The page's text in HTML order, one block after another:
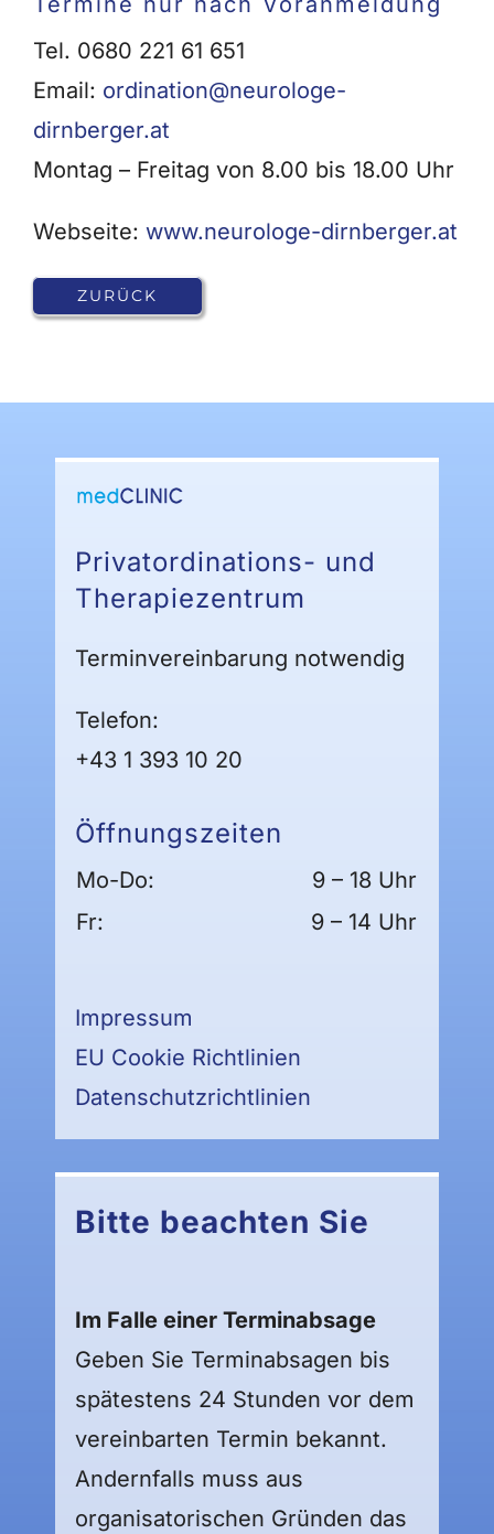
Tel. 0680 221 61 651
Email: ordination@neurologe-
dirnberger.at
Montag – Freitag von 8.00 bis 18.00 Uhr
Webseite: www.neurologe-dirnberger.at
ZURÜCK
Privatordinations- und
Therapiezentrum
Terminvereinbarung notwendig
Telefon:
+43 1 393 10 20
Öffnungszeiten
Mo-Do:
9 – 18 Uhr
Fr:
9 – 14 Uhr
Impressum
EU Cookie Richtlinien
Datenschutzrichtlinien
Bitte beachten Sie
Im Falle einer Terminabsage
Geben Sie Terminabsagen bis
spätestens 24 Stunden vor dem
vereinbarten Termin bekannt.
Andernfalls muss aus
organisatorischen Gründen das